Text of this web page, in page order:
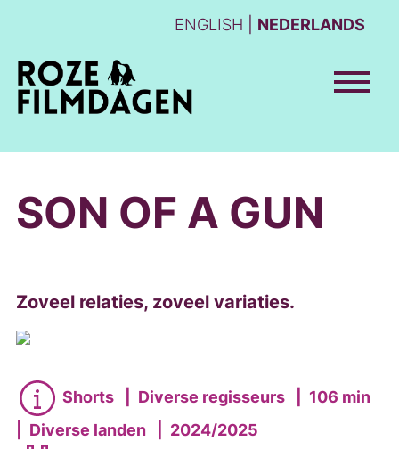
ENGLISH NEDERLANDS
SON OF A GUN
Zoveel relaties, zoveel variaties.
Shorts Diverse regisseurs
106 min
Diverse landen
2024/2025